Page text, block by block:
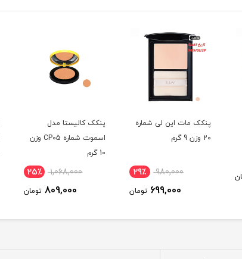
پنکک مات این لی شماره
20 وزن 9 گرم
980,000 29٪
699,000 تومان
پنکک کالیستا مدل
اسموت شماره CP05 وزن
10 گرم
1,068,000 25٪
809,000 تومان